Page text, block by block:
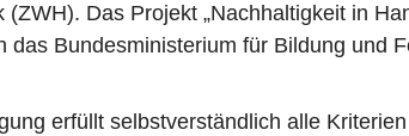
(ZWH). Das Projekt „Nachhaltigkeit in
das Bundesministerium für Bildung und
erfüllt selbstverständlich alle